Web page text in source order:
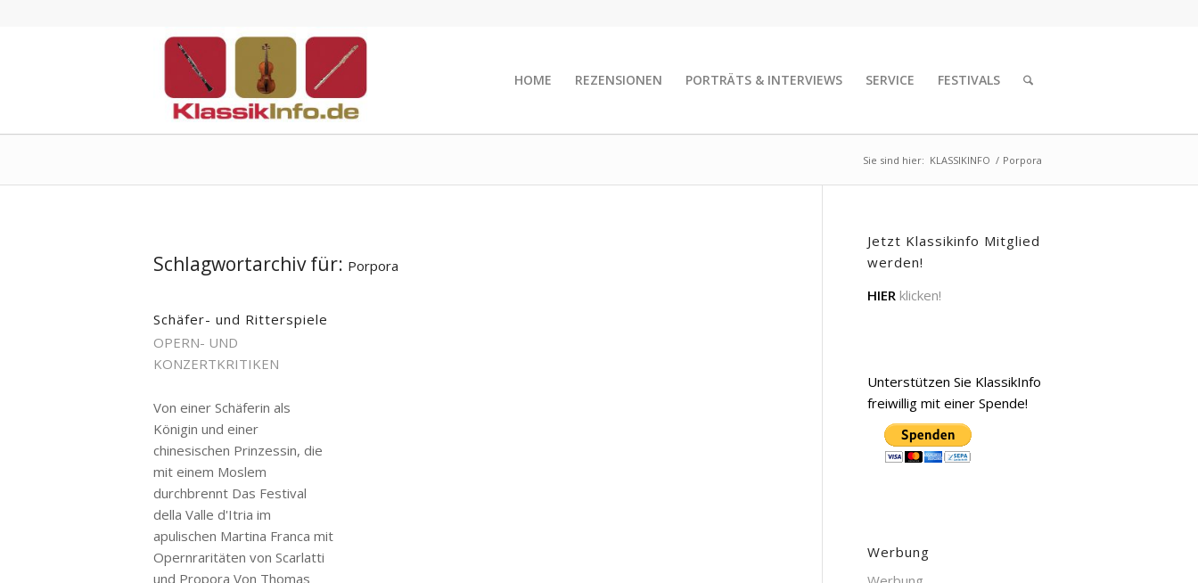
HOME REZENSIONEN PORTRÄTS & INTERVIEWS SERVICE FESTIVALS
Sie sind hier: KLASSIKINFO / Porpora
Schlagwortarchiv für: Porpora
Schäfer- und Ritterspiele
OPERN- UND
KONZERTKRITIKEN
Von einer Schäferin als
Königin und einer
chinesischen Prinzessin, die
mit einem Moslem
durchbrennt Das Festival
della Valle d'Itria im
apulischen Martina Franca mit
Opernraritäten von Scarlatti
und Propora Von Thomas
Jetzt Klassikinfo Mitglied
werden!
HIER klicken!
Unterstützen Sie KlassikInfo
freiwillig mit einer Spende!
Werbung